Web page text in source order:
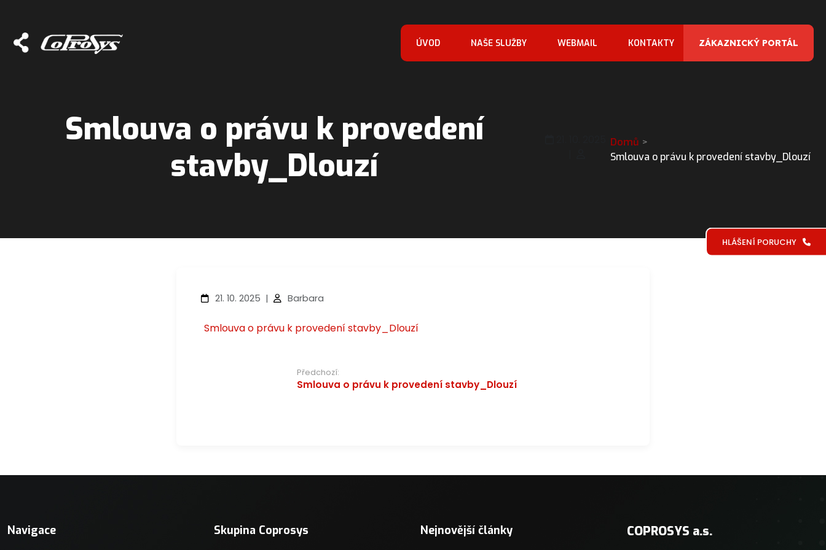
ÚVOD NAŠE SLUŽBY WEBMAIL KONTAKTY ZÁKAZNICKÝ PORTÁL
Smlouva o právu k provedení
stavby_Dlouzí
Domů
Smlouva o právu k provedení stavby_Dlouzí
21. 10. 2025 | Barbara
Smlouva o právu k provedení stavby_Dlouzí
Předchozí:
Smlouva o právu k provedení stavby_Dlouzí
Navigace Skupina Coprosys Nejnovější články COPROSYS a.s.
HLÁŠENÍ PORUCHY